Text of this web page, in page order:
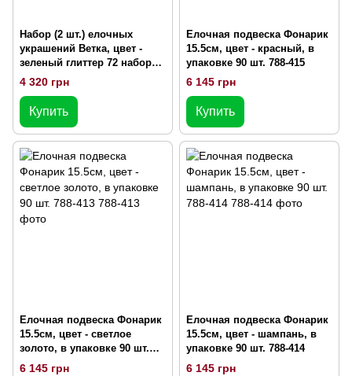
Набор (2 шт.) елочных
украшений Ветка, цвет -
зеленый глиттер 72 набора
(113-437)
4 320 грн
Купить
Елочная подвеска Фонарик
15.5см, цвет - красный, в
упаковке 90 шт. 788-415
6 145 грн
Купить
Елочная подвеска Фонарик
15.5см, цвет - светлое
золото, в упаковке 90 шт.
788-413
6 145 грн
Елочная подвеска Фонарик
15.5см, цвет - шампань, в
упаковке 90 шт. 788-414
6 145 грн